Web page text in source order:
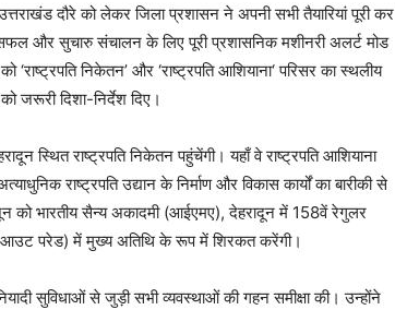
उत्तराखंड दौरे को लेकर जिला प्रशासन ने अपनी सभी तैयारियां पूरी कर
और सुचारु संचालन के लिए पूरी प्रशासनिक मशीनरी अलर्ट मोड
निकेतन’ और ‘राष्ट्रपति आशियाना‘ परिसर का स्थलीय
जरूरी दिशा-निर्देश दिए।
स्थित राष्ट्रपति निकेतन पहुंचेंगी। यहाँ वे राष्ट्रपति आशियाना
राष्ट्रपति उद्यान के निर्माण और विकास कार्यों का बारीकी से
भारतीय सैन्य अकादमी (आईएमए), देहरादून में 158वें रेगुलर
आउट परेड) में मुख्य अतिथि के रूप में शिरकत करेंगी।
सुविधाओं से जुड़ी सभी व्यवस्थाओं की गहन समीक्षा की। उन्होंने